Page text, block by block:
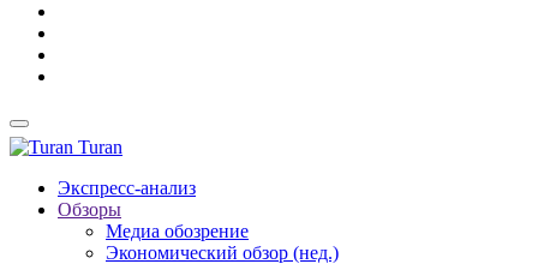
Turan
Экспресс-анализ
Обзоры
Медиа обозрение
Экономический обзор (нед.)